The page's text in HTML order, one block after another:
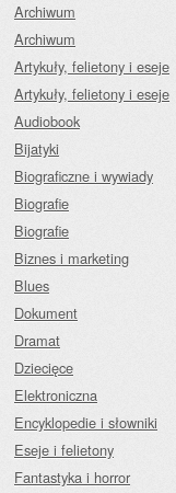
Archiwum
Archiwum
Artykuły, felietony i eseje
Artykuły, felietony i eseje
Audiobook
Bijatyki
Biograficzne i wywiady
Biografie
Biografie
Biznes i marketing
Blues
Dokument
Dramat
Dziecięce
Elektroniczna
Encyklopedie i słowniki
Eseje i felietony
Fantastyka i horror